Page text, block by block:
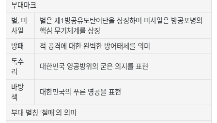
부대마크
별, 미
사일
별은 제1방공유도탄여단을 상징하며 미사일은 방공포병의
핵심 무기체계를 상징
방패
적 공격에 대한 완벽한 방어태세를 의미
독수
리
대한민국 영공방위의 굳은 의지를 표현
바탕
색
대한민국의 푸른 영공을 표현
부대 별칭 '철매'의 의미